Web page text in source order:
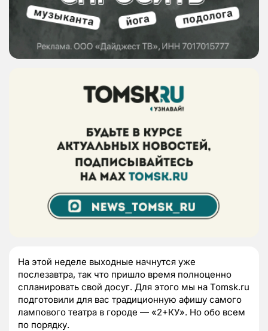
На этой неделе выходные начнутся уже
послезавтра, так что пришло время полноценно
спланировать свой досуг. Для этого мы на Tomsk.ru
подготовили для вас традиционную афишу самого
лампового театра в городе — «2+КУ». Но обо всем
по порядку.